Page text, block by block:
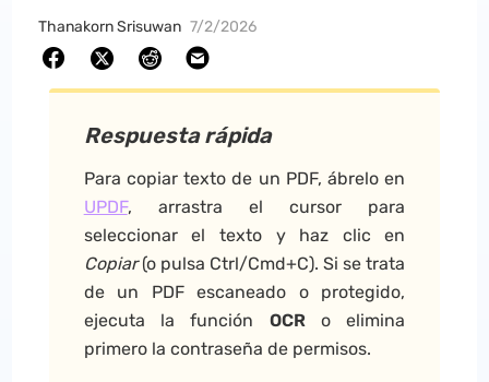
Thanakorn Srisuwan 7/2/2026
Respuesta rápida
Para copiar texto de un PDF, ábrelo en
UPDF, arrastra el cursor para
seleccionar el texto y haz clic en
Copiar(o pulsa Ctrl/Cmd+C). Si se trata
de un PDF escaneado o protegido,
ejecuta la función OCRo elimina
primero la contraseña de permisos.